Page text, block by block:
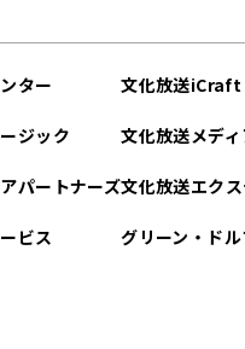
ター
ジック
パートナーズ
ビス
文化放送iCraft
文化放送メデ
文化放送エク
グリーン・ド